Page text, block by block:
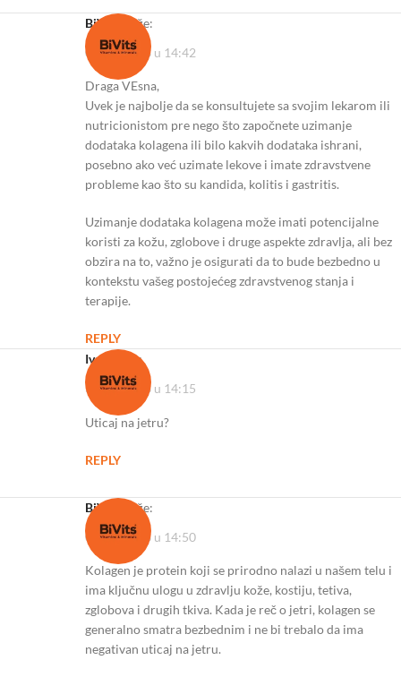
BiVits
kaže:
03/11/2023 u 14:42
Draga VEsna,
Uvek je najbolje da se konsultujete sa svojim lekarom ili
nutricionistom pre nego što započnete uzimanje
dodataka kolagena ili bilo kakvih dodataka ishrani,
posebno ako već uzimate lekove i imate zdravstvene
probleme kao što su kandida, kolitis i gastritis.
Uzimanje dodataka kolagena može imati potencijalne
koristi za kožu, zglobove i druge aspekte zdravlja, ali bez
obzira na to, važno je osigurati da to bude bezbedno u
kontekstu vašeg postojećeg zdravstvenog stanja i
terapije.
REPLY
Ivan
kaže:
31/10/2023 u 14:15
Uticaj na jetru?
REPLY
BiVits
kaže:
03/11/2023 u 14:50
Kolagen je protein koji se prirodno nalazi u našem telu i
ima ključnu ulogu u zdravlju kože, kostiju, tetiva,
zglobova i drugih tkiva. Kada je reč o jetri, kolagen se
generalno smatra bezbednim i ne bi trebalo da ima
negativan uticaj na jetru.